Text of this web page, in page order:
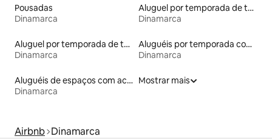
Pousadas
Dinamarca
Aluguel por temporada de townhouses
Dinamarca
Aluguel por temporada de tendas
Dinamarca
Aluguéis por temporada com café da manhã
Dinamarca
Aluguéis de espaços com acesso direto a pistas de esqui
Dinamarca
Mostrar mais
Airbnb Dinamarca